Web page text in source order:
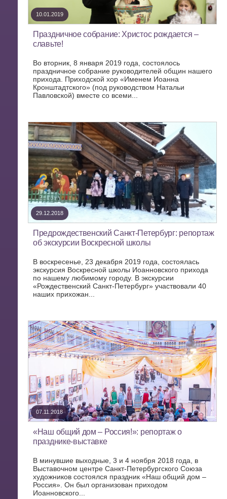
10.01.2019
Праздничное собрание: Христос рождается –
славьте!
Во вторник, 8 января 2019 года, состоялось
праздничное собрание руководителей общин нашего
прихода. Приходской хор «Именем Иоанна
Кронштадтского» (под руководством Натальи
Павловской) вместе со всеми...
29.12.2018
Предрождественский Санкт-Петербург: репортаж
об экскурсии Воскресной школы
В воскресенье, 23 декабря 2019 года, состоялась
экскурсия Воскресной школы Иоанновского прихода
по нашему любимому городу. В экскурсии
«Рождественский Санкт-Петербург» участвовали 40
наших прихожан...
07.11.2018
«Наш общий дом – Россия!»: репортаж о
празднике-выставке
В минувшие выходные, 3 и 4 ноября 2018 года, в
Выставочном центре Санкт-Петербургского Союза
художников состоялся праздник «Наш общий дом –
Россия». Он был организован приходом
Иоанновского...